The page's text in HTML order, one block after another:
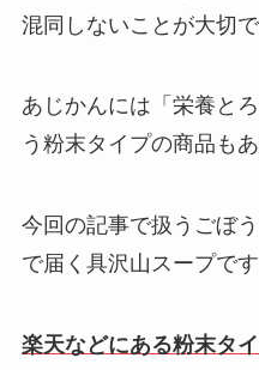
混同しないことが大切で
あじかんには「栄養と
う粉末タイプの商品もあ
今回の記事で扱うごぼ
で届く具沢山スープです
楽天などにある粉末タ